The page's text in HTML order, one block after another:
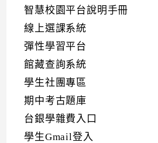
智慧校園平台說明手冊
線上選課系統
彈性學習平台
館藏查詢系統
學生社團專區
期中考古題庫
台銀學雜費入口
學生Gmail登入